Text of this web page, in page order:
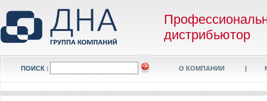
дистрибьютор
ПОИСК : О КОМПАНИИ |